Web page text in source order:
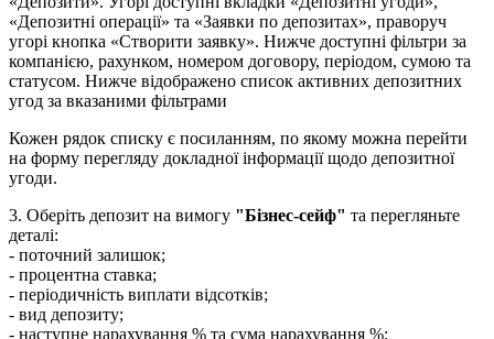
Кожен рядок списку є посиланням, по якому можна перейти
на форму перегляду докладної інформації щодо депозитної
угоди.
3. Оберіть депозит на вимогу "Бізнес-сейф" та перегляньте
деталі:
- поточний залишок;
- процентна ставка;
- періодичність виплати відсотків;
- вид депозиту;
- наступне нарахування % та сума нарахування %;